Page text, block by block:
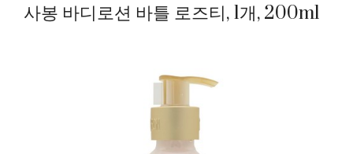
사봉 바디로션 바틀 로즈티, 1개, 200ml